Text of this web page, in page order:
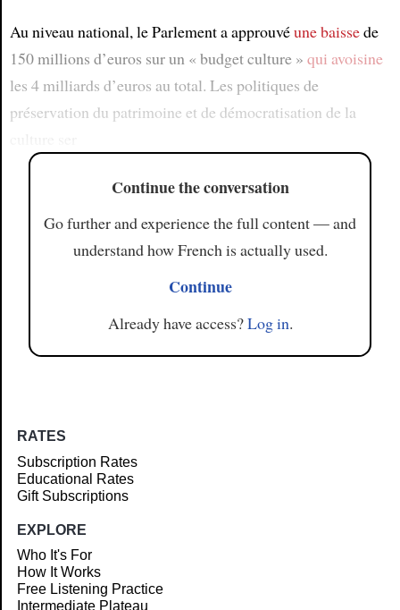
Au niveau national, le Parlement a approuvéune baissede
150 millions d’euros sur un « budget culture » qui avoisine
les 4 milliards d’euros au total. Les politiques de
préservation du patrimoine et de démocratisation de la
Continue the conversation
Go further and experience the full content — and
understand how French is actually used.
Continue
Already have access?Log in.
RATES
Subscription Rates
Educational Rates
Gift Subscriptions
EXPLORE
Who It's For
How It Works
Free Listening Practice
Intermediate Plateau